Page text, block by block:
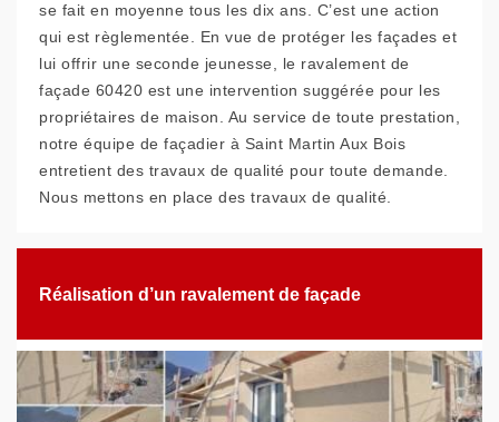
se fait en moyenne tous les dix ans. C’est une action
qui est règlementée. En vue de protéger les façades et
lui offrir une seconde jeunesse, le ravalement de
façade 60420 est une intervention suggérée pour les
propriétaires de maison. Au service de toute prestation,
notre équipe de façadier à Saint Martin Aux Bois
entretient des travaux de qualité pour toute demande.
Nous mettons en place des travaux de qualité.
Réalisation d’un ravalement de façade